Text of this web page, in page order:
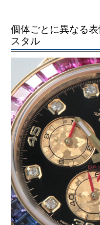
個体ごとに異なる
スタル